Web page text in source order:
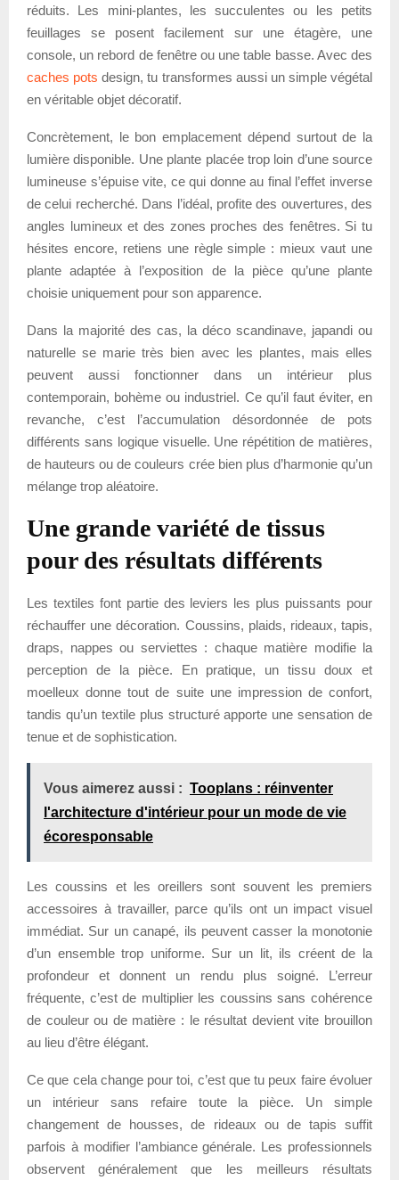
réduits. Les mini-plantes, les succulentes ou les petits
feuillages se posent facilement sur une étagère, une
console, un rebord de fenêtre ou une table basse. Avec des
caches pots design, tu transformes aussi un simple végétal
en véritable objet décoratif.
Concrètement, le bon emplacement dépend surtout de la
lumière disponible. Une plante placée trop loin d’une source
lumineuse s’épuise vite, ce qui donne au final l’effet inverse
de celui recherché. Dans l’idéal, profite des ouvertures, des
angles lumineux et des zones proches des fenêtres. Si tu
hésites encore, retiens une règle simple : mieux vaut une
plante adaptée à l’exposition de la pièce qu’une plante
choisie uniquement pour son apparence.
Dans la majorité des cas, la déco scandinave, japandi ou
naturelle se marie très bien avec les plantes, mais elles
peuvent aussi fonctionner dans un intérieur plus
contemporain, bohème ou industriel. Ce qu’il faut éviter, en
revanche, c’est l’accumulation désordonnée de pots
différents sans logique visuelle. Une répétition de matières,
de hauteurs ou de couleurs crée bien plus d’harmonie qu’un
mélange trop aléatoire.
Une grande variété de tissus
pour des résultats différents
Les textiles font partie des leviers les plus puissants pour
réchauffer une décoration. Coussins, plaids, rideaux, tapis,
draps, nappes ou serviettes : chaque matière modifie la
perception de la pièce. En pratique, un tissu doux et
moelleux donne tout de suite une impression de confort,
tandis qu’un textile plus structuré apporte une sensation de
tenue et de sophistication.
Vous aimerez aussi : Tooplans : réinventer
l'architecture d'intérieur pour un mode de vie
écoresponsable
Les coussins et les oreillers sont souvent les premiers
accessoires à travailler, parce qu’ils ont un impact visuel
immédiat. Sur un canapé, ils peuvent casser la monotonie
d’un ensemble trop uniforme. Sur un lit, ils créent de la
profondeur et donnent un rendu plus soigné. L’erreur
fréquente, c’est de multiplier les coussins sans cohérence
de couleur ou de matière : le résultat devient vite brouillon
au lieu d’être élégant.
Ce que cela change pour toi, c’est que tu peux faire évoluer
un intérieur sans refaire toute la pièce. Un simple
changement de housses, de rideaux ou de tapis suffit
parfois à modifier l’ambiance générale. Les professionnels
observent généralement que les meilleurs résultats